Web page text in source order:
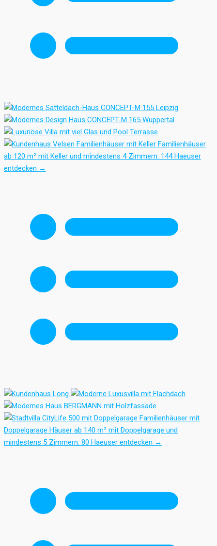
Familienhäuser mit Keller Familienhäuser
ab 120 m² mit Keller und mindestens 4 Zimmern. 144 Haeuser
entdecken →
Familienhäuser mit
Doppelgarage Häuser ab 140 m² mit Doppelgarage und
mindestens 5 Zimmern. 80 Haeuser entdecken →